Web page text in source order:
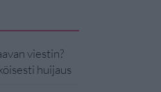
viestin?
huijaus